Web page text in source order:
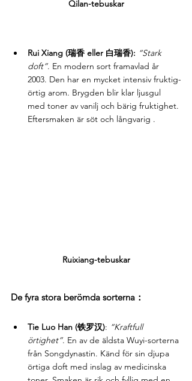
Qilan-tebuskar
Rui Xiang (瑞香 eller 白瑞香): “Stark
doft”. En modern sort framavlad år
2003. Den har en mycket intensiv fruktig-
örtig arom. Brygden blir klar ljusgul
med toner av vanilj och bärig fruktighet.
Eftersmaken är söt och långvarig .
Ruixiang-tebuskar
De fyra stora berömda sorterna：
Tie Luo Han (铁罗汉): “Kraftfull
örtighet”. En av de äldsta Wuyi-sorterna
från Songdynastin. Känd för sin djupa
örtiga doft med inslag av medicinska